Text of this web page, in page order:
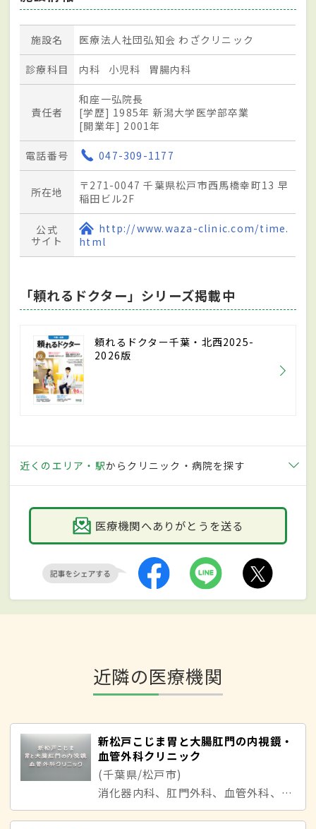
施設名 医療法人社団弘知会 わざクリニック
診療科目 内科 小児科 胃腸内科
責任者
和座一弘院長
[学歴] 1985年 新潟大学医学部卒業
[開業年] 2001年
電話番号 047-309-1177
所在地
〒271-0047 千葉県松戸市西馬橋幸町13 早
稲田ビル2F
公式
サイト
http://www.waza-clinic.com/time.
html
「頼れるドクター」シリーズ掲載中
頼れるドクター千葉・北西2025-
2026版
近くのエリア・駅からクリニック・病院を探す
医療機関へありがとうを送る
近隣の医療機関
新松戸こじま胃と大腸肛門の内視鏡・
血管外科クリニック
(千葉県/松戸市)
消化器内科、肛門外科、血管外科、内視鏡内科